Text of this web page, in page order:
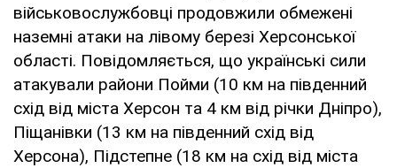
військовослужбовці продовжили обмежені
наземні атаки на лівому березі Херсонської
області. Повідомляється, що українські сили
атакували райони Пойми (10 км на південний
схід від міста Херсон та 4 км від річки Дніпро),
Піщанівки (13 км на південний схід від
Херсона), Підстепне (18 км на схід від міста